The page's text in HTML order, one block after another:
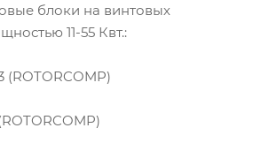
блоки на винтовых
11-55 Квт.:
(ROTORCOMP)